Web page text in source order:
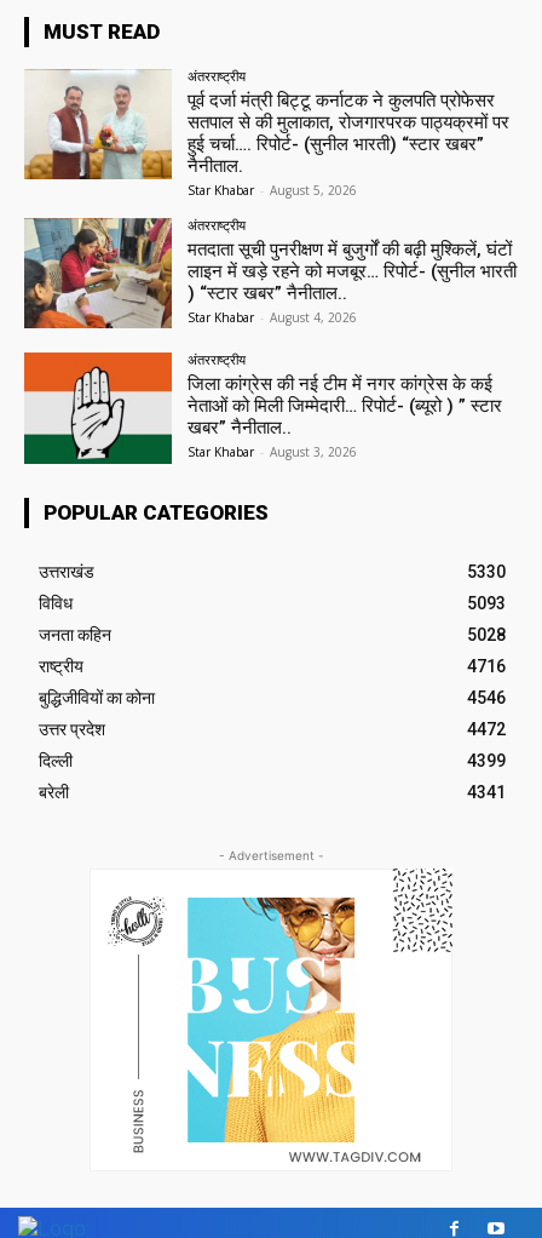
MUST READ
अंतरराष्ट्रीय
पूर्व दर्जा मंत्री बिट्टू कर्नाटक ने कुलपति प्रोफेसर
सतपाल से की मुलाकात, रोजगारपरक पाठ्यक्रमों पर
हुई चर्चा…. रिपोर्ट- (सुनील भारती) “स्टार खबर”
नैनीताल.
Star Khabar - August 5, 2026
अंतरराष्ट्रीय
मतदाता सूची पुनरीक्षण में बुजुर्गों की बढ़ी मुश्किलें, घंटों
लाइन में खड़े रहने को मजबूर… रिपोर्ट- (सुनील भारती
) “स्टार खबर” नैनीताल..
Star Khabar - August 4, 2026
अंतरराष्ट्रीय
जिला कांग्रेस की नई टीम में नगर कांग्रेस के कई
नेताओं को मिली जिम्मेदारी… रिपोर्ट- (ब्यूरो ) ” स्टार
खबर” नैनीताल..
Star Khabar - August 3, 2026
POPULAR CATEGORIES
उत्तराखंड
5330
विविध
5093
जनता कहिन
5028
राष्ट्रीय
4716
बुद्धिजीवियों का कोना
4546
उत्तर प्रदेश
4472
दिल्ली
4399
बरेली
4341
- Advertisement -